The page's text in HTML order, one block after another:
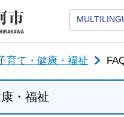
育て・健康・福祉
・福祉